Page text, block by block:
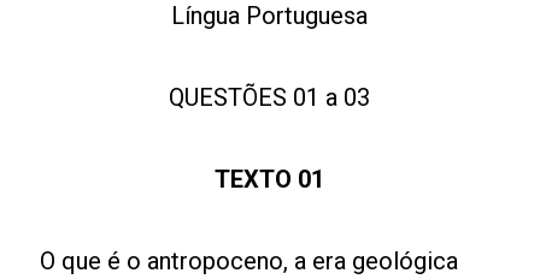
Língua Portuguesa
QUESTÕES 01 a 03
TEXTO 01
O que é o antropoceno, a era geológica